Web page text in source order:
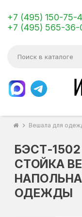
+7 (495) 150-75-
+7 (495) 565-36-
chevron_right Вешала для
БЭСТ-1502
СТОЙКА
ОДЕЖДЫ